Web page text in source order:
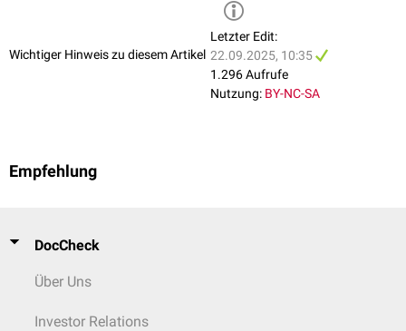
Wichtiger Hinweis zu diesem Artikel
Letzter Edit:
22.09.2025, 10:35
1.296 Aufrufe
Nutzung: BY-NC-SA
Empfehlung
DocCheck
Über Uns
Investor Relations